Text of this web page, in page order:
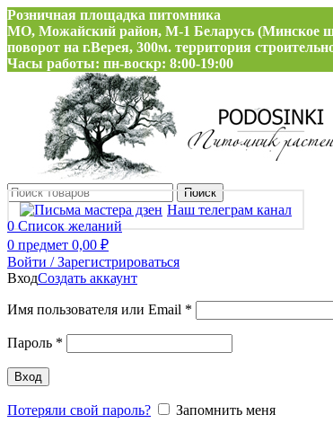
Розничная площадка питомника
МО, Можайский район, М-1 Беларусь (Минское
поворот на г.Верея, 300м. территория
Часы работы: пн-воскр: 8:00-19:00
Поиск
Наш телеграм канал
0 Список желаний
0 предмет 0,00 ₽
Войти / Зарегистрироваться
ВходСоздать аккаунт
Имя пользователя или Email *
Пароль *
Вход
Потеряли свой пароль?
Запомнить меня